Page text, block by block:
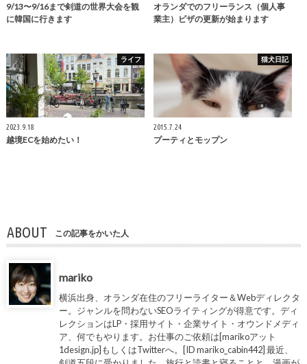
9/13〜9/16まで剣道の世界大会を観
に韓国に行きます
オランダでのフリーランス（個人事
業主）ビザの更新が始まります
ライフ
2023.9.18
越境ECを始めたい！
猫犬日記
2015.7.24
プーティとモップン
ABOUT この記事をかいた人
mariko
横浜出身、オランダ在住のフリーライター＆Webディレクタ
ー。ジャンルを問わないSEOライティングが得意です。ディ
レクションはLP・採用サイト・企業サイト・オウンドメディ
ア、何でもやります。お仕事のご依頼は[marikoアット
1design.jp]もしくはTwitterへ。[ID mariko_cabin442] 最近、